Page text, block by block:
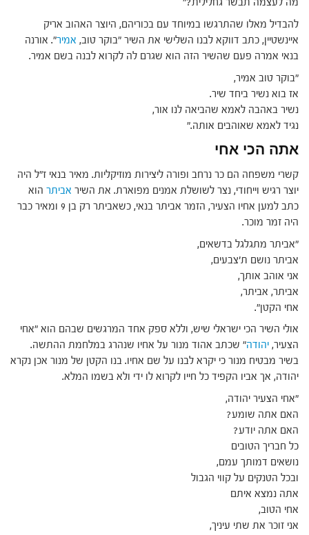
מה לעצמה תבשר גחלילית?"
להבדיל מאלו שהתרגשו במיוחד עם בכוריהם, היוצר האהוב אריק
איינשטיין, כתב דווקא לבנו השלישי את השיר "בוקר טוב, אמיר". אורנה
בנאי אמרה פעם שהשיר הזה הוא שגרם לה לקרוא לבנה בשם אמיר.
"בוקר טוב אמיר,
אז בוא נשיר ביחד שיר.
נשיר באהבה לאמא שהביאה לנו אור,
נגיד לאמא שאוהבים אותה."
אתה הכי אחי
קשרי משפחה הם כר נרחב ופורה ליצירות מוזיקליות. מאיר בנאי ז"ל היה
יוצר רגיש וייחודי, נצר לשושלת אמנים מפוארת. את השיר אביתר הוא
כתב למען אחיו הצעיר, הזמר אביתר בנאי, כשאביתר רק בן 9 ומאיר כבר
היה זמר מוכר.
"אביתר מתגלגל בדשאים,
אביתר נושם ת'צבעים,
אני אוהב אותך,
אביתר, אביתר,
אחי הקטן".
אולי השיר הכי ישראלי שיש, וללא ספק אחד המרגשים שבהם הוא "אחי
הצעיר, יהודה" שכתב אהוד מנור על אחיו שנהרג במלחמת ההתשה.
בשיר מבטיח מנור כי יקרא לבנו על שם אחיו. בנו הקטן של מנור אכן נקרא
יהודה, אך אביו הקפיד כל חייו לקרוא לו ידי ולא בשמו המלא.
"אחי הצעיר יהודה,
האם אתה שומע?
האם אתה יודע?
כל חבריך הטובים
נושאים דמותך עמם,
ובכל הטנקים על קווי הגבול
אתה נמצא איתם
אחי הטוב,
אני זוכר את שתי עיניך,